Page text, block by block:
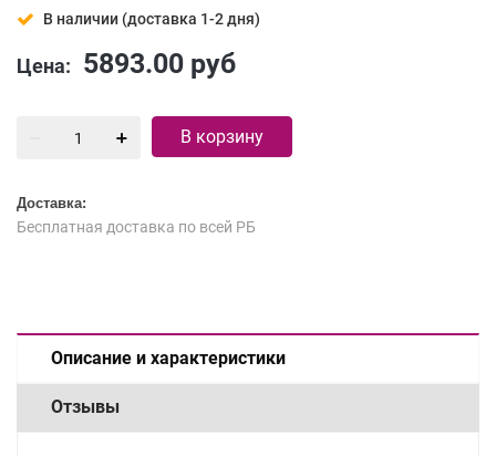
В наличии (доставка 1-2 дня)
Цена: 5893.00 руб
В корзину
Доставка:
Бесплатная доставка по всей РБ
Описание и характеристики
Отзывы